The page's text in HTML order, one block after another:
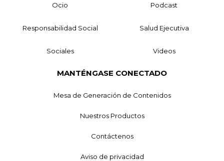
Ocio Podcast
Responsabilidad Social Salud Ejecutiva
Sociales Videos
MANTÉNGASE CONECTADO
Mesa de Generación de Contenidos
Nuestros Productos
Contáctenos
Aviso de privacidad